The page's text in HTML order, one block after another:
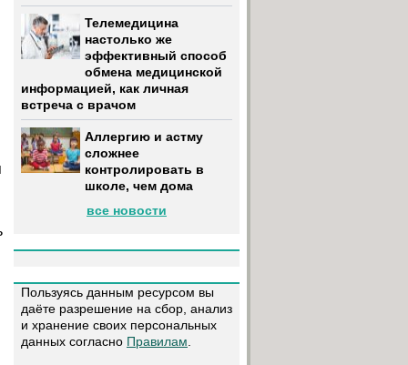
Телемедицина
настолько же
эффективный способ
обмена медицинской
информацией, как личная
встреча с врачом
Аллергию и астму
сложнее
контролировать в
школе, чем дома
все новости
Пользуясь данным ресурсом вы
даёте разрешение на сбор, анализ
и хранение своих персональных
данных согласно Правилам